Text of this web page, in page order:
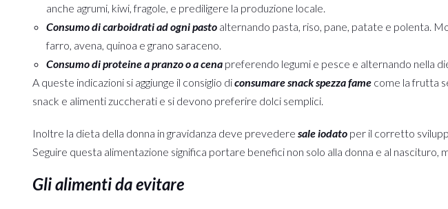
anche agrumi, kiwi, fragole, e prediligere la produzione locale.
Consumo di carboidrati ad ogni pastoalternando pasta, riso, pane, patate e polenta.
farro, avena, quinoa e grano saraceno.
Consumo di proteine a pranzo o a cenapreferendo legumi e pesce e alternando nella
A queste indicazioni si aggiunge il consiglio diconsumare snack spezza famecome la frutta
snack e alimenti zuccherati e si devono preferire dolci semplici.
Inoltre la dieta della donna in gravidanza deve prevedere sale iodatoper il corretto
Seguire questa alimentazione significa portare benefici non solo alla donna e al nascituro,
Gli alimenti da evitare